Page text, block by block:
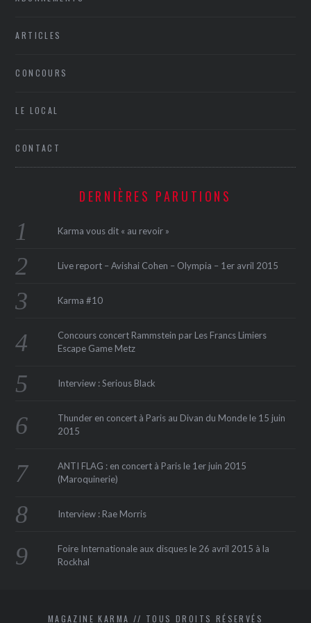
ARTICLES
CONCOURS
LE LOCAL
CONTACT
DERNIÈRES PARUTIONS
Karma vous dit « au revoir »
Live report – Avishai Cohen – Olympia – 1er avril 2015
Karma #10
Concours concert Rammstein par Les Francs Limiers
Escape Game Metz
Interview : Serious Black
Thunder en concert à Paris au Divan du Monde le 15 juin
2015
ANTI FLAG : en concert à Paris le 1er juin 2015
(Maroquinerie‏)
Interview : Rae Morris
Foire Internationale aux disques le 26 avril 2015 à la
Rockhal
MAGAZINE KARMA // TOUS DROITS RÉSERVÉS